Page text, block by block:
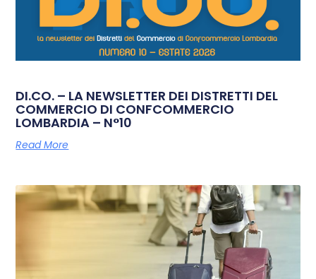
DI.CO. – LA NEWSLETTER DEI DISTRETTI DEL
COMMERCIO DI CONFCOMMERCIO
LOMBARDIA – N°10
Read More